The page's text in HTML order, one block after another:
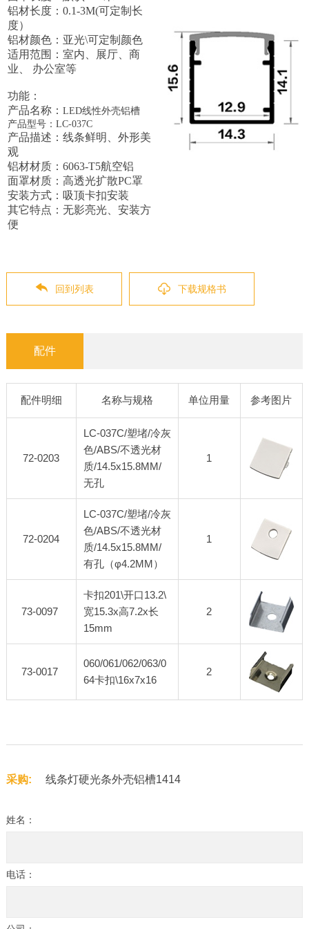
铝材长度：0.1-3M(可定制长
度）
铝材颜色：亚光\可定制颜色
适用范围：室内、展厅、商
业、 办公室等
功能：
产品名称： LED线性外壳铝槽
产品型号：LC-037C
产品描述： 线条鲜明、外形美
观
铝材材质：6063-T5航空铝
面罩材质：高透光扩散PC罩
安装方式：吸顶卡扣安装
其它特点： 无影亮光、安装方
便
回到列表 下载规格书
配件
配件明细 名称与规格 单位用量 参考图片
72-0203
LC-037C/塑堵/冷灰
色/ABS/不透光材
质/14.5x15.8MM/
无孔
1
72-0204
LC-037C/塑堵/冷灰
色/ABS/不透光材
质/14.5x15.8MM/
有孔（φ4.2MM）
1
73-0097
卡扣201\开口13.2\
宽15.3x高7.2x长
15mm
2
73-0017
060/061/062/063/0
64卡扣\16x7x16
2
采购: 线条灯硬光条外壳铝槽1414
姓名：
电话：